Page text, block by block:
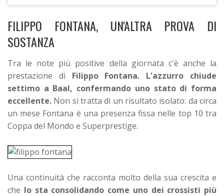
FILIPPO FONTANA, UN'ALTRA PROVA DI
SOSTANZA
Tra le note più positive della giornata c'è anche la
prestazione di Filippo Fontana. L'azzurro chiude
settimo a Baal, confermando uno stato di forma
eccellente. Non si tratta di un risultato isolato: da circa
un mese Fontana è una presenza fissa nelle top 10 tra
Coppa del Mondo e Superprestige.
Una continuità che racconta molto della sua crescita e
che lo sta consolidando come uno dei crossisti più